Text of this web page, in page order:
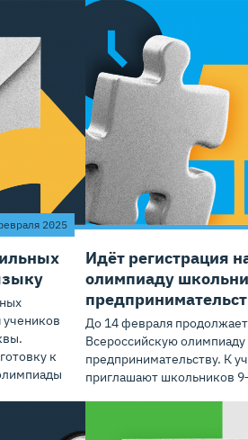
2025
к
Идёт регистрация
олимпиаду
До 14 февраля
Всероссийскую
предпринимательству. К
приглашают школьников